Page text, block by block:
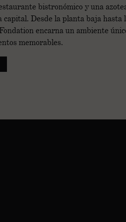
bistronómico y una
capital. Desde la planta baja hasta
encarna un ambiente
memorables.